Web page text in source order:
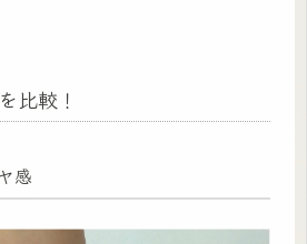
比較！
感